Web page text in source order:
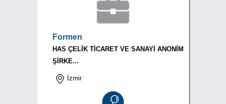
Formen
HAS ÇELİK TİCARET VE SANAYİ ANONİM
ŞİRKE...
İzmir